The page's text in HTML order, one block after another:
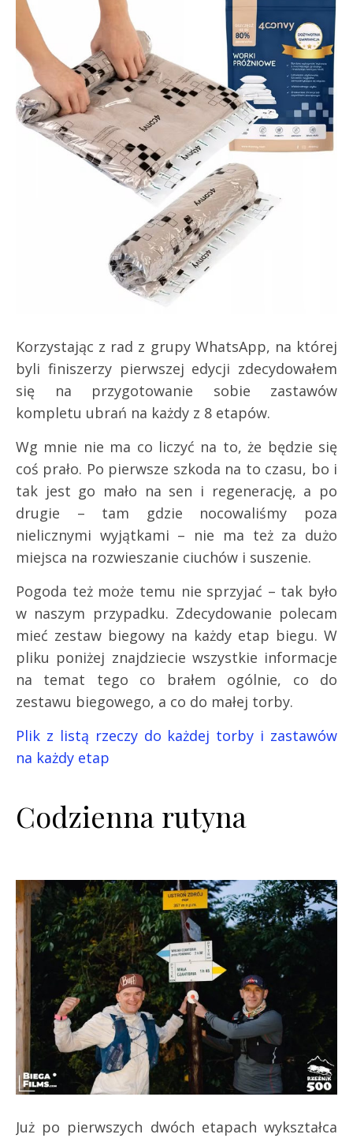
Korzystając z rad z grupy WhatsApp, na której
byli finiszerzy pierwszej edycji zdecydowałem
się na przygotowanie sobie zastawów
kompletu ubrań na każdy z 8 etapów.
Wg mnie nie ma co liczyć na to, że będzie się
coś prało. Po pierwsze szkoda na to czasu, bo i
tak jest go mało na sen i regenerację, a po
drugie – tam gdzie nocowaliśmy poza
nielicznymi wyjątkami – nie ma też za dużo
miejsca na rozwieszanie ciuchów i suszenie.
Pogoda też może temu nie sprzyjać – tak było
w naszym przypadku. Zdecydowanie polecam
mieć zestaw biegowy na każdy etap biegu. W
pliku poniżej znajdziecie wszystkie informacje
na temat tego co brałem ogólnie, co do
zestawu biegowego, a co do małej torby.
Plik z listą rzeczy do każdej torby i zastawów
na każdy etap
Codzienna rutyna
Już po pierwszych dwóch etapach wykształca